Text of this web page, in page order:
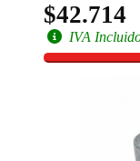
$42.714
IVA